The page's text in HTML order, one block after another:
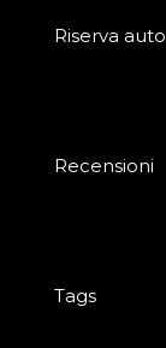
Riserva auto
Recensioni
Tags